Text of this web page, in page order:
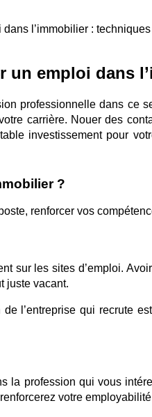
l’immobilier :
un emploi dans
professionnelle dans ce
carrière. Nouer des
investissement pour
?
renforcer vos
sur les sites d’emploi.
juste vacant.
l’entreprise qui recrute
la profession qui vous
votre